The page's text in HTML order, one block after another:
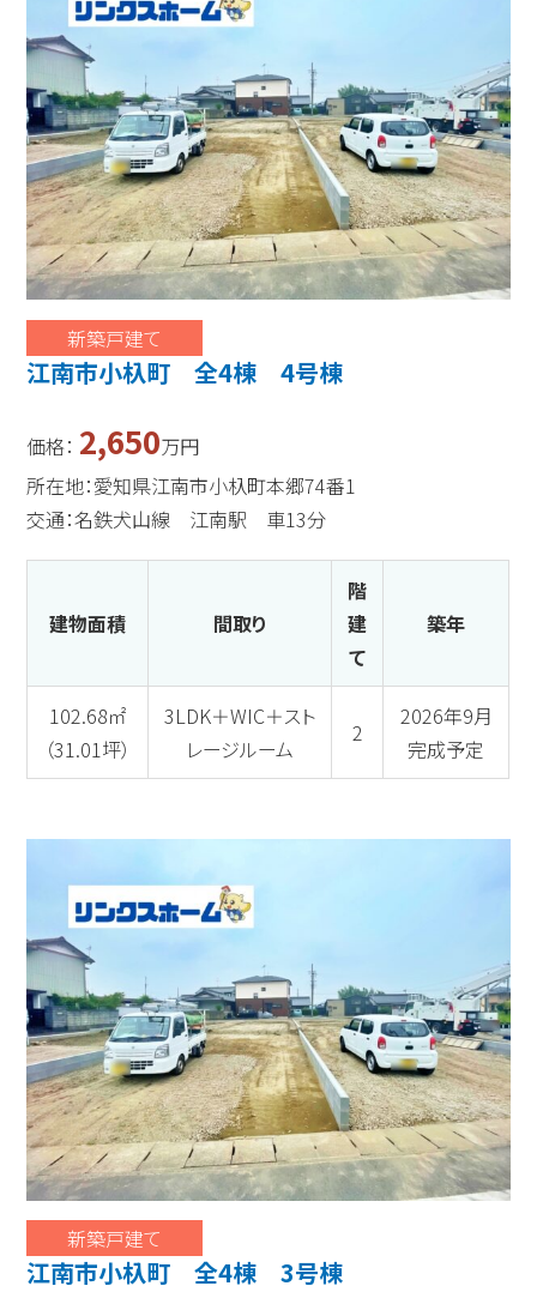
新築戸建て
江南市小杁町 全4棟 4号棟
価格： 2,650万円
所在地：愛知県江南市小杁町本郷74番1
交通：名鉄犬山線 江南駅 車13分
建物面積 間取り
階
建
て
築年
102.68㎡
（31.01坪）
3LDK＋WIC＋スト
レージルーム
2
2026年9月
完成予定
新築戸建て
江南市小杁町 全4棟 3号棟